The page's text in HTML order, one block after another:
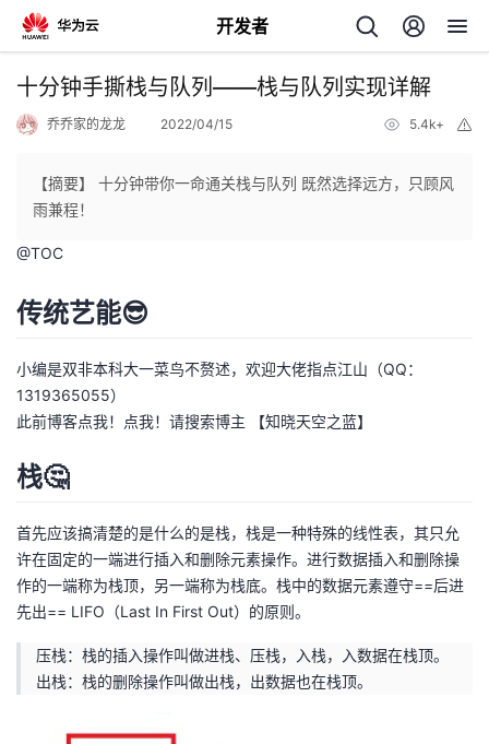
开发者
返
个
人
主
页
我
的
开
发
者
我
博
的
我
十分钟手撕栈与队列——栈与队列实现详解
乔乔家的龙龙 2022/04/15 5.4k+
【摘要】 十分钟带你一命通关栈与队列 既然选择远方，只顾风
雨兼程！
@TOC
传统艺能😎
小编是双非本科大一菜鸟不赘述，欢迎大佬指点江山（QQ：
1319365055）
此前博客点我！点我！请搜索博主 【知晓天空之蓝】
栈🤔
首先应该搞清楚的是什么的是栈，栈是一种特殊的线性表，其只允
许在固定的一端进行插入和删除元素操作。进行数据插入和删除操
作的一端称为栈顶，另一端称为栈底。栈中的数据元素遵守==后进
先出== LIFO（Last In First Out）的原则。
压栈：栈的插入操作叫做进栈、压栈，入栈，入数据在栈顶。
出栈：栈的删除操作叫做出栈，出数据也在栈顶。